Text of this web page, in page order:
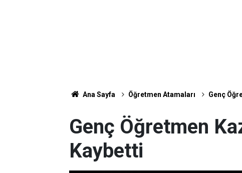
Ana Sayfa Öğretmen Atamaları Genç
Genç Öğretmen
Kaybetti